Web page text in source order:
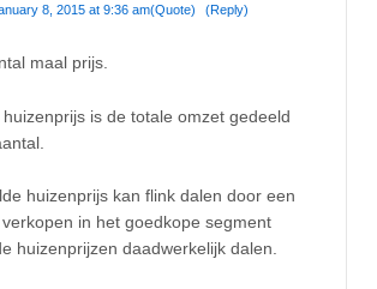
8, 2015 at 9:36 am(Quote) (Reply)
maal prijs.
is de totale omzet gedeeld
huizenprijs kan flink dalen door een
in het goedkope segment
huizenprijzen daadwerkelijk dalen.